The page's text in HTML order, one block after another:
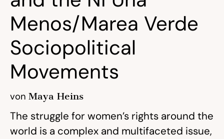
Menos/Marea Verde
Sociopolitical
Movements
von Maya Heins
The struggle for women’s rights around the
world is a complex and multifaceted issue,